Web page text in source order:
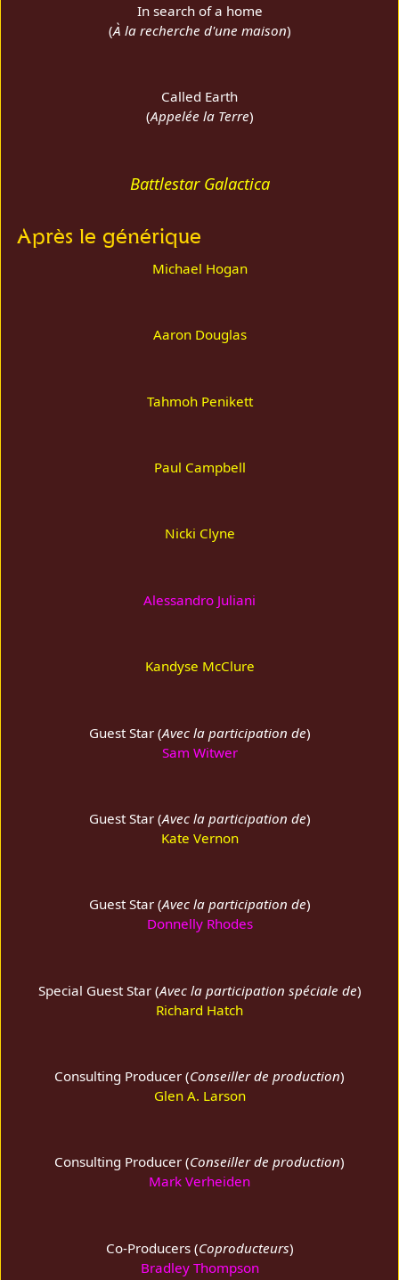
In search of a home
(À la recherche d'une maison)
Called Earth
(Appelée la Terre)
Battlestar Galactica
Après le générique
Michael Hogan
Aaron Douglas
Tahmoh Penikett
Paul Campbell
Nicki Clyne
Alessandro Juliani
Kandyse McClure
Guest Star (Avec la participation de)
Sam Witwer
Guest Star (Avec la participation de)
Kate Vernon
Guest Star (Avec la participation de)
Donnelly Rhodes
Special Guest Star (Avec la participation spéciale de)
Richard Hatch
Consulting Producer (Conseiller de production)
Glen A. Larson
Consulting Producer (Conseiller de production)
Mark Verheiden
Co-Producers (Coproducteurs)
Bradley Thompson